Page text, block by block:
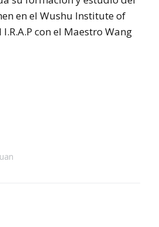
en el Wushu Institute of
con el Maestro Wang